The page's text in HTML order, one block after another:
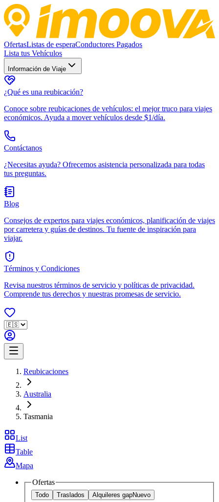
OfertasListas de esperaConductores Pagados
Lista tus Vehículos
Información de Viaje
¿Qué es una reubicación?
Conoce sobre reubicaciones de vehículos: el mejor truco para viajes
económicos. Ayuda a mover vehículos desde $1/día.
Contáctanos
¿Necesitas ayuda? Ofrecemos asistencia personalizada para todas
tus preguntas.
Blog
Consejos de expertos para viajes económicos, planificación de viajes
por carretera y guías de destinos. Tu fuente de inspiración para
viajar.
Términos y Condiciones
Revisa nuestros términos de servicio y políticas de privacidad.
Comprende tus derechos y nuestras promesas de servicio.
Reubicaciones
Australia
Tasmania
List
Table
Mapa
Ofertas
Todo Traslados Alquileres gapNuevo